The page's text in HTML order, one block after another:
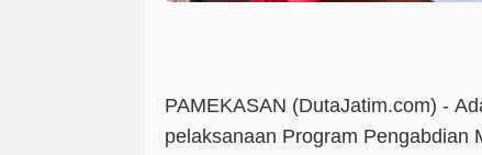
PAMEKASAN (DutaJatim.com) -
pelaksanaan Program Pengabdian